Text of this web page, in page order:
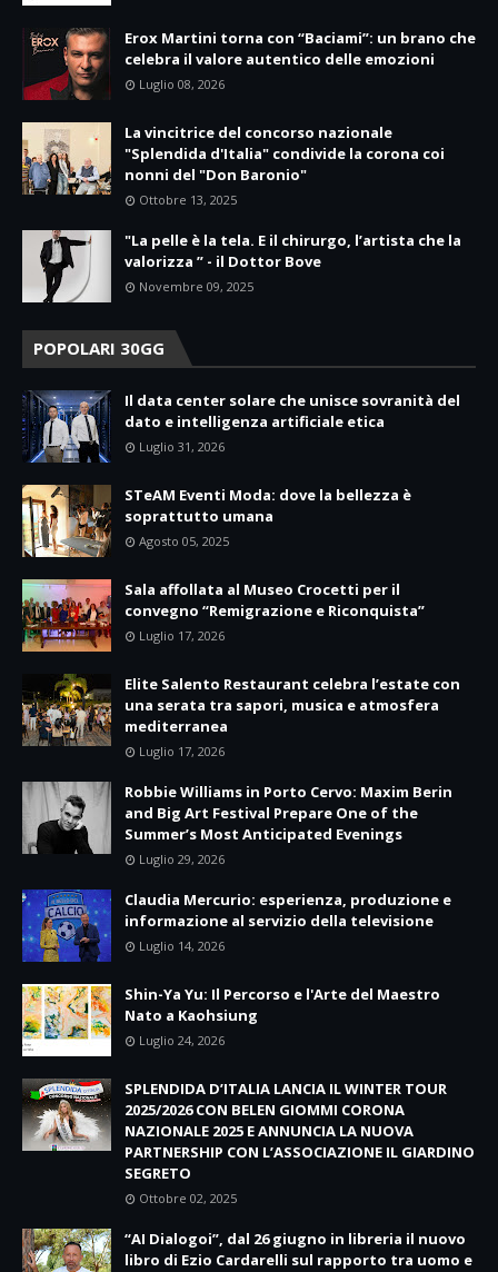
Erox Martini torna con “Baciami”: un brano che
celebra il valore autentico delle emozioni
Luglio 08, 2026
La vincitrice del concorso nazionale
"Splendida d'Italia" condivide la corona coi
nonni del "Don Baronio"
Ottobre 13, 2025
"La pelle è la tela. E il chirurgo, l’artista che la
valorizza ” - il Dottor Bove
Novembre 09, 2025
POPOLARI 30GG
Il data center solare che unisce sovranità del
dato e intelligenza artificiale etica
Luglio 31, 2026
STeAM Eventi Moda: dove la bellezza è
soprattutto umana
Agosto 05, 2025
Sala affollata al Museo Crocetti per il
convegno “Remigrazione e Riconquista”
Luglio 17, 2026
Elite Salento Restaurant celebra l’estate con
una serata tra sapori, musica e atmosfera
mediterranea
Luglio 17, 2026
Robbie Williams in Porto Cervo: Maxim Berin
and Big Art Festival Prepare One of the
Summer’s Most Anticipated Evenings
Luglio 29, 2026
Claudia Mercurio: esperienza, produzione e
informazione al servizio della televisione
Luglio 14, 2026
Shin-Ya Yu: Il Percorso e l'Arte del Maestro
Nato a Kaohsiung
Luglio 24, 2026
SPLENDIDA D’ITALIA LANCIA IL WINTER TOUR
2025/2026 CON BELEN GIOMMI CORONA
NAZIONALE 2025 E ANNUNCIA LA NUOVA
PARTNERSHIP CON L’ASSOCIAZIONE IL GIARDINO
SEGRETO
Ottobre 02, 2025
“AI Dialogoi”, dal 26 giugno in libreria il nuovo
libro di Ezio Cardarelli sul rapporto tra uomo e